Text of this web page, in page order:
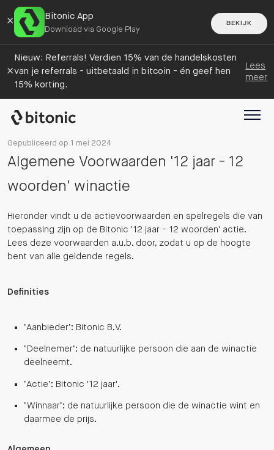
× Bitonic App
Download via Google Play
BEKIJK
×
Nieuw: Referrals! Verdien 15% van de handelskosten
van je referrals - uitbetaald in bitcoin - én geef hen
15% korting.
Lees
meer
Gepubliceerd op 1 mei 2024
Algemene Voorwaarden '12 jaar - 12
woorden' winactie
Hieronder vindt u de actievoorwaarden en spelregels die van
toepassing zijn op de Bitonic '12 jaar - 12 woorden' actie.
Lees deze voorwaarden a.u.b. door, zodat u op de hoogte
bent van alle geldende regels.
Definities
‘Aanbieder’: Bitonic B.V.
‘Deelnemer’: de natuurlijke persoon die aan de winactie
deelneemt.
‘Actie’: Bitonic '12 jaar'.
‘Winnaar’: de natuurlijke persoon die de winactie wint en
daarmee de prijs.